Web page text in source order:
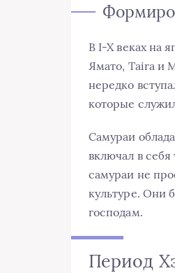
В I-X веках на
Ямато, Тaira и
нередко
которые
Самураи
включал в себя
самураи не
культуре. Они
господам.
Период